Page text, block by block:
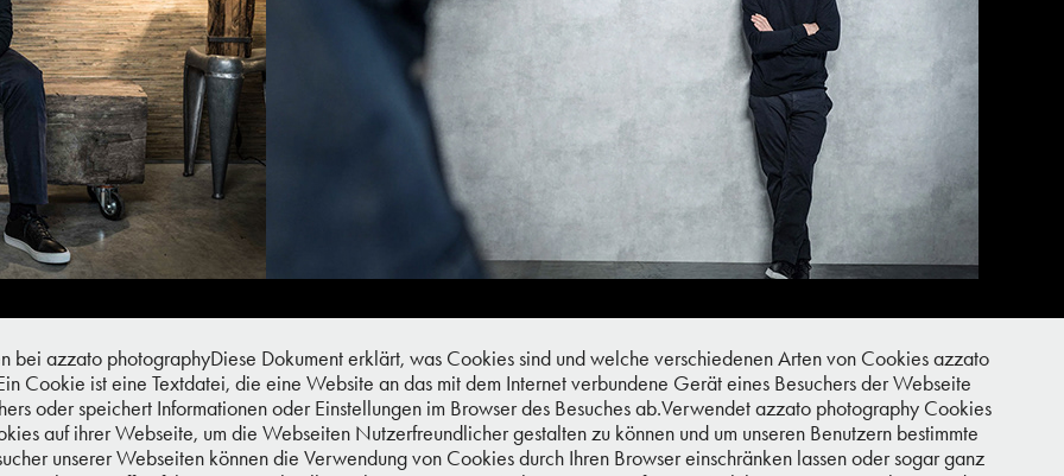
azzato photographyDiese Dokument erklärt, was Cookies sind und welche verschiedenen Arten von Cookies azzato
Cookie ist eine Textdatei, die eine Website an das mit dem Internet verbundene Gerät eines Besuchers der Webseite
oder speichert Informationen oder Einstellungen im Browser des Besuches ab.Verwendet azzato photography Cookies
auf ihrer Webseite, um die Webseiten Nutzerfreundlicher gestalten zu können und um unseren Benutzern bestimmte
unserer Webseiten können die Verwendung von Cookies durch Ihren Browser einschränken lassen oder sogar ganz